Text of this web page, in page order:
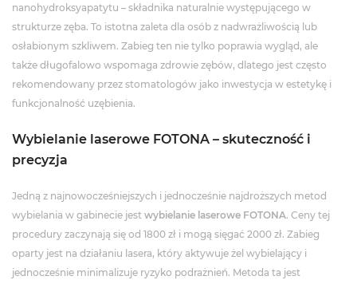
nanohydroksyapatytu – składnika naturalnie występującego w
strukturze zęba. To istotna zaleta dla osób z nadwrażliwością lub
osłabionym szkliwem. Zabieg ten nie tylko poprawia wygląd, ale
także długofalowo wspomaga zdrowie zębów, dlatego jest często
rekomendowany przez stomatologów jako inwestycja w estetykę i
funkcjonalność uzębienia.
Wybielanie laserowe FOTONA – skuteczność i
precyzja
Jedną z najnowocześniejszych i jednocześnie najdroższych metod
wybielania w gabinecie jest wybielanie laserowe FOTONA. Ceny tej
procedury zaczynają się od 1800 zł i mogą sięgać 2000 zł. Zabieg
oparty jest na działaniu lasera, który aktywuje żel wybielający i
jednocześnie minimalizuje ryzyko podrażnień. Metoda ta jest